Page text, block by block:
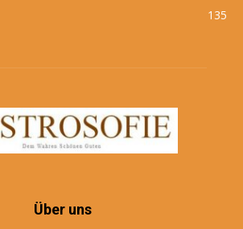
135
Über uns